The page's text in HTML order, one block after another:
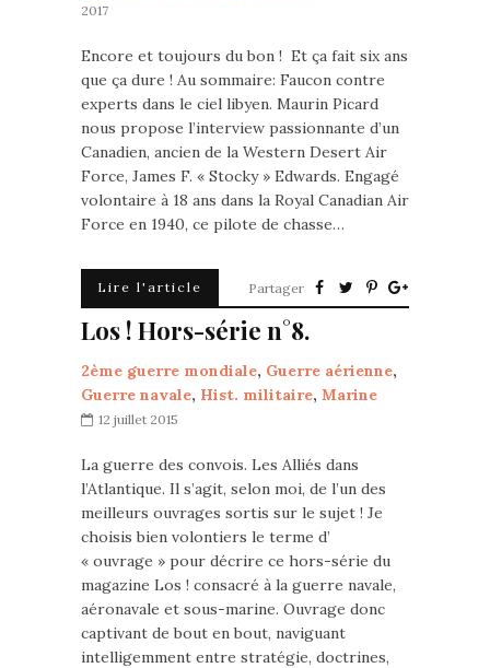
2017
Encore et toujours du bon ! Et ça fait six ans
que ça dure ! Au sommaire: Faucon contre
experts dans le ciel libyen. Maurin Picard
nous propose l’interview passionnante d’un
Canadien, ancien de la Western Desert Air
Force, James F. « Stocky » Edwards. Engagé
volontaire à 18 ans dans la Royal Canadian Air
Force en 1940, ce pilote de chasse…
Lire l'article Partager
Los ! Hors-série n°8.
2ème guerre mondiale, Guerre aérienne,
Guerre navale, Hist. militaire, Marine
12 juillet 2015
La guerre des convois. Les Alliés dans
l’Atlantique. Il s’agit, selon moi, de l’un des
meilleurs ouvrages sortis sur le sujet ! Je
choisis bien volontiers le terme d’
« ouvrage » pour décrire ce hors-série du
magazine Los ! consacré à la guerre navale,
aéronavale et sous-marine. Ouvrage donc
captivant de bout en bout, naviguant
intelligemment entre stratégie, doctrines,